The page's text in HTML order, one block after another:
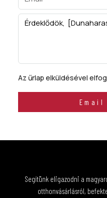
Az űrlap elküldésével
Email
Segítünk eligazodni a
otthonvásárlásról,